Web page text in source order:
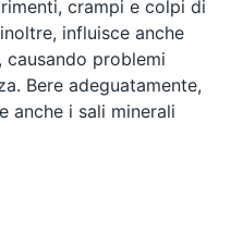
crampi e colpi di
influisce anche
causando problemi
Bere adeguatamente,
anche i sali minerali